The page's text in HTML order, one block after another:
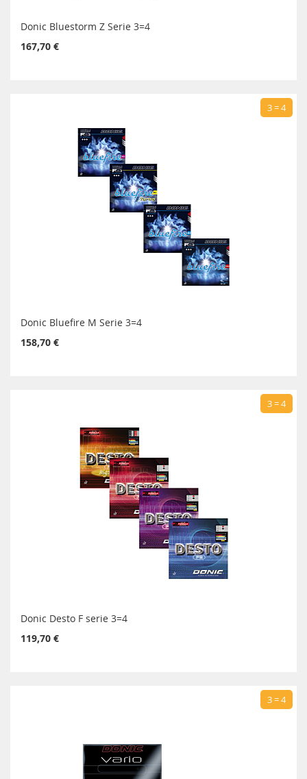
Donic Bluestorm Z Serie 3=4
167,70 €
3 = 4
Donic Bluefire M Serie 3=4
158,70 €
3 = 4
Donic Desto F serie 3=4
119,70 €
3 = 4